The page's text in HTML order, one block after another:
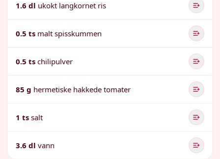
1.6 dl ukokt langkornet ris
0.5 ts malt spisskummen
0.5 ts chilipulver
85 g hermetiske hakkede tomater
1 ts salt
3.6 dl vann